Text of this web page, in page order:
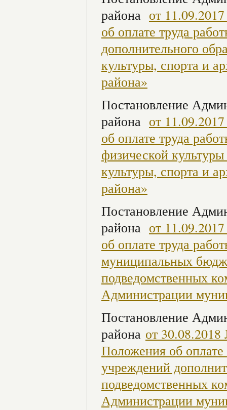
района от
об оплате труда
дополнительного
культуры, спорта и
района»
Постановление
района от
об оплате труда
физической
культуры, спорта и
района»
Постановление
района от
об оплате труда
муниципальных
подведомственных
Администрации
Постановление
района от
Положения об
учреждений
подведомственных
Администрации